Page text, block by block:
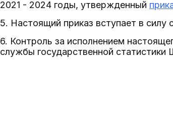
2021 - 2024 годы, утвержденный
5. Настоящий приказ вступает в силу
6. Контроль за исполнением
службы государственной